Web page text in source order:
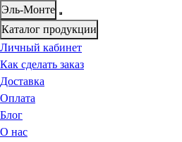
Эль-Монте
Каталог продукции
Личный кабинет
Как сделать заказ
Доставка
Оплата
Блог
О нас